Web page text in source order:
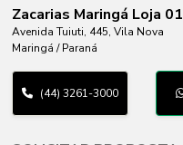
Zacarias Maringá Loja 01
Avenida Tuiuti, 445, Vila Nova
Maringá / Paraná
(44) 3261-3000